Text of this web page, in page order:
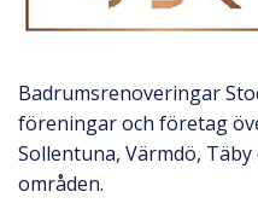
Badrumsrenoveringar
föreningar och företag
Sollentuna, Värmdö,
områden.